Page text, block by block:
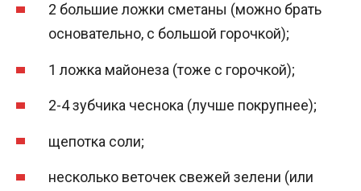
2 большие ложки сметаны (можно брать
основательно, с большой горочкой);
1 ложка майонеза (тоже с горочкой);
2-4 зубчика чеснока (лучше покрупнее);
щепотка соли;
несколько веточек свежей зелени (или